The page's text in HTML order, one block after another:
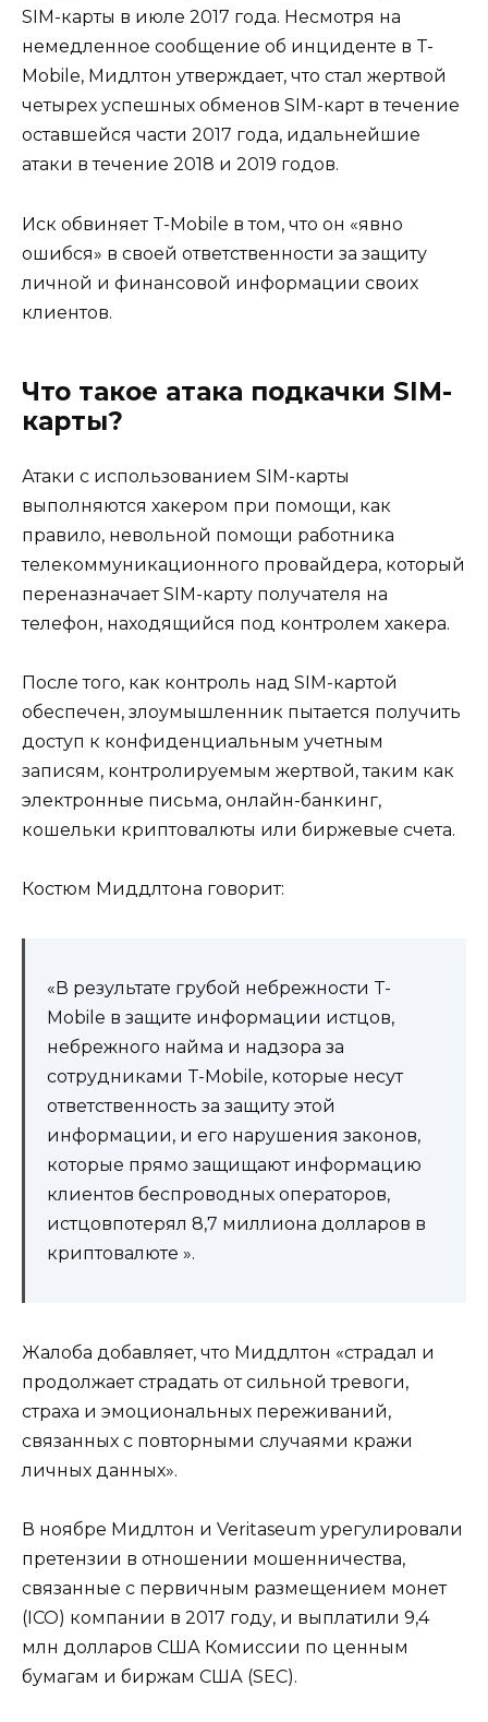
SIM-карты в июле 2017 года. Несмотря на
немедленное сообщение об инциденте в T-
Mobile, Мидлтон утверждает, что стал жертвой
четырех успешных обменов SIM-карт в течение
оставшейся части 2017 года, идальнейшие
атаки в течение 2018 и 2019 годов.
Иск обвиняет T-Mobile в том, что он «явно
ошибся» в своей ответственности за защиту
личной и финансовой информации своих
клиентов.
Что такое атака подкачки SIM-
карты?
Атаки с использованием SIM-карты
выполняются хакером при помощи, как
правило, невольной помощи работника
телекоммуникационного провайдера, который
переназначает SIM-карту получателя на
телефон, находящийся под контролем хакера.
После того, как контроль над SIM-картой
обеспечен, злоумышленник пытается получить
доступ к конфиденциальным учетным
записям, контролируемым жертвой, таким как
электронные письма, онлайн-банкинг,
кошельки криптовалюты или биржевые счета.
Костюм Миддлтона говорит:
«В результате грубой небрежности T-
Mobile в защите информации истцов,
небрежного найма и надзора за
сотрудниками T-Mobile, которые несут
ответственность за защиту этой
информации, и его нарушения законов,
которые прямо защищают информацию
клиентов беспроводных операторов,
истцовпотерял 8,7 миллиона долларов в
криптовалюте ».
Жалоба добавляет, что Миддлтон «страдал и
продолжает страдать от сильной тревоги,
страха и эмоциональных переживаний,
связанных с повторными случаями кражи
личных данных».
В ноябре Мидлтон и Veritaseum урегулировали
претензии в отношении мошенничества,
связанные с первичным размещением монет
(ICO) компании в 2017 году, и выплатили 9,4
млн долларов США Комиссии по ценным
бумагам и биржам США (SEC).